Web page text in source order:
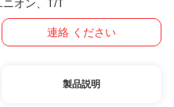
ニオン、T/T
連絡 ください
製品説明